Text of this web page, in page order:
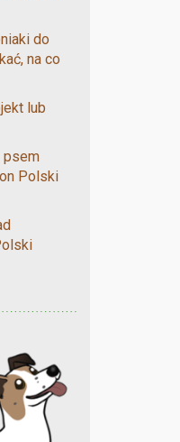
do
na co
lub
psem
Polski